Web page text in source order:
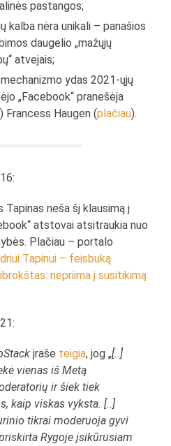
pastangos;
kalba nėra unikali – panašios
daugelio „mažųjų
atvejais;
ydas 2021-ųjų
„Facebook“ pranešėja
Francess Haugen (plačiau).
Tapinas neša šį klausimą į
atstovai atsitraukia nuo
Plačiau – portalo
Tapinui – feisbuką
nepriima į susitikimą
įraše teigia, jog „[..]
vienas iš Metą
ir šiek tiek
kaip viskas vyksta. [..]
tikrai moderuoja gyvi
Rygoje įsikūrusiam